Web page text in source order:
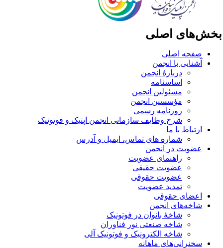
اصلی
صفحه اصلی
آشنایی با انجمن
دربارۀ انجمن
اساسنامه
مسئولین انجمن
مؤسسین انجمن
روزنامه رسمی
شرح وظایف سازمانی انجمن اپتیک و فوتونیک
ارتباط با ما
شماره های تماس، ایمیل و آدرس
عضویت در انجمن
راهنمای عضویت
عضویت حقیقی
عضویت حقوقی
تمدید عضویت
اعضای حقوقی
شاخه‌های انجمن
شاخۀ بانوان در فوتونیک
شاخه صنعتی نور فناوران
شاخه‌ الکترونیک و فوتونیک آلی
سخنرانی‌های ماهانه